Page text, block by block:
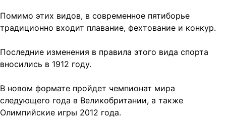
Помимо этих видов, в современное пятиборье
традиционно входит плавание, фехтование и конкур.
Последние изменения в правила этого вида спорта
вносились в 1912 году.
В новом формате пройдет чемпионат мира
следующего года в Великобритании, а также
Олимпийские игры 2012 года.